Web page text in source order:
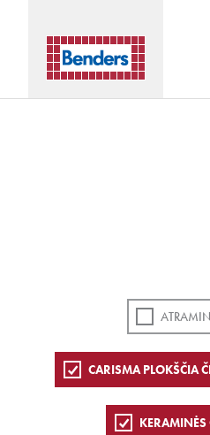
CARISMA PLOKŠČIA
KERAMINĖS